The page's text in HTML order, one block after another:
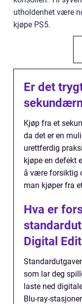
utholdenhet være
kjøpe PS5.
Er det
Kjøp fra et
da det er en
urettferdig
kjøpe en defekt
å være forsiktig
man kjøper fra
Hva er
Digital
som lar deg
laste ned
Blu-ray-